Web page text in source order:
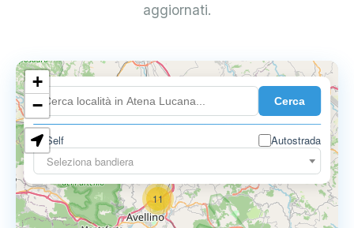
aggiornati.
Cerca
Self
Autostrada
Seleziona bandiera
11
0.699 €
+
−